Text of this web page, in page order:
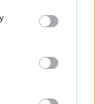
You may click to
party tags to
in below Google
τελικά είναι